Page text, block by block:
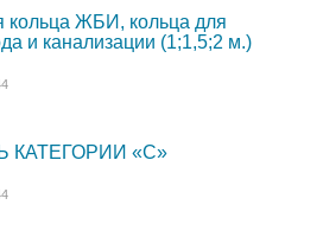
кольца ЖБИ, кольца для
и канализации (1;1,5;2 м.)
КАТЕГОРИИ «C»